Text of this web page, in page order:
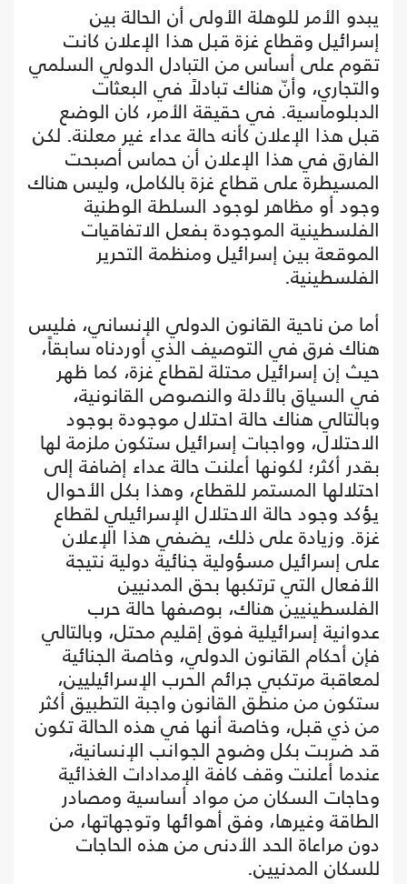
يبدو الأمر للوهلة الأولى أن الحالة بين
إسرائيل وقطاع غزة قبل هذا الإعلان كانت
تقوم على أساس من التبادل الدولي السلمي
والتجاري، وأنّ هناك تبادلاً في البعثات
الدبلوماسية. في حقيقة الأمر، كان الوضع
قبل هذا الإعلان كأنه حالة عداء غير معلنة. لكن
الفارق في هذا الإعلان أن حماس أصبحت
المسيطرة على قطاع غزة بالكامل، وليس هناك
وجود أو مظاهر لوجود السلطة الوطنية
الفلسطينية الموجودة بفعل الاتفاقيات
الموقعة بين إسرائيل ومنظمة التحرير
الفلسطينية.
أما من ناحية القانون الدولي الإنساني، فليس
هناك فرق في التوصيف الذي أوردناه سابقاً،
حيث إن إسرائيل محتلة لقطاع غزة، كما ظهر
في السياق بالأدلة والنصوص القانونية،
وبالتالي هناك حالة احتلال موجودة بوجود
الاحتلال، وواجبات إسرائيل ستكون ملزمة لها
بقدر أكثر؛ لكونها أعلنت حالة عداء إضافة إلى
احتلالها المستمر للقطاع، وهذا بكل الأحوال
يؤكد وجود حالة الاحتلال الإسرائيلي لقطاع
غزة. وزيادة على ذلك، يضفي هذا الإعلان
على إسرائيل مسؤولية جنائية دولية نتيجة
الأفعال التي ترتكبها بحق المدنيين
الفلسطينيين هناك، بوصفها حالة حرب
عدوانية إسرائيلية فوق إقليم محتل، وبالتالي
فإن أحكام القانون الدولي، وخاصة الجنائية
لمعاقبة مرتكبي جرائم الحرب الإسرائيليين،
ستكون من منطق القانون واجبة التطبيق أكثر
من ذي قبل، وخاصة أنها في هذه الحالة تكون
قد ضربت بكل وضوح الجوانب الإنسانية،
عندما أعلنت وقف كافة الإمدادات الغذائية
وحاجات السكان من مواد أساسية ومصادر
الطاقة وغيرها، وفق أهوائها وتوجهاتها، من
دون مراعاة الحد الأدنى من هذه الحاجات
للسكان المدنيين.